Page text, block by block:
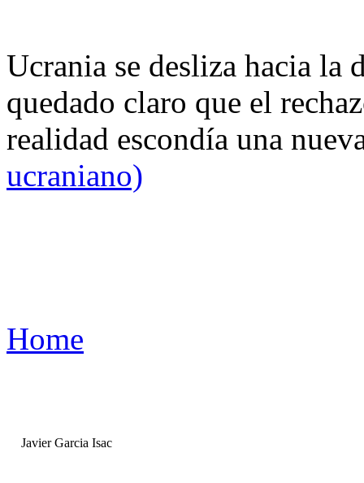
Ucrania se desliza hacia
quedado claro que el
realidad escondía una
ucraniano)
Home
Javier Garcia Isac